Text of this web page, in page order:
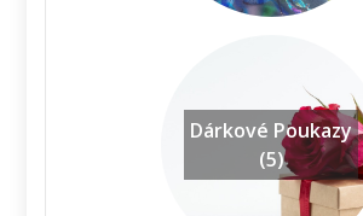
Dárkové Poukazy
(5)